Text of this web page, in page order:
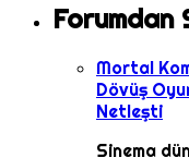
Forumdan
Mortal
Dövüş
Netleşti
Sinema